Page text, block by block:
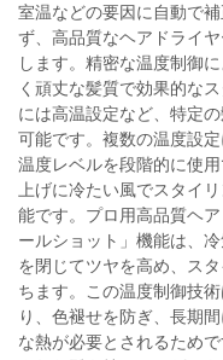
室温などの要因に自動で
ず、高品質なヘアドライ
します。精密な温度制御
く頑丈な髪質で効果的な
には高温設定など、特定
可能です。複数の温度設
温度レベルを段階的に使
上げに冷たい風でスタイ
能です。プロ用高品質ヘ
ールショット」機能は、
を閉じてツヤを高め、ス
ちます。この温度制御技
り、色褪せを防ぎ、長期
な熱が必要とされるため